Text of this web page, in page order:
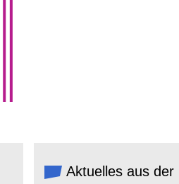
Aktuelles aus der